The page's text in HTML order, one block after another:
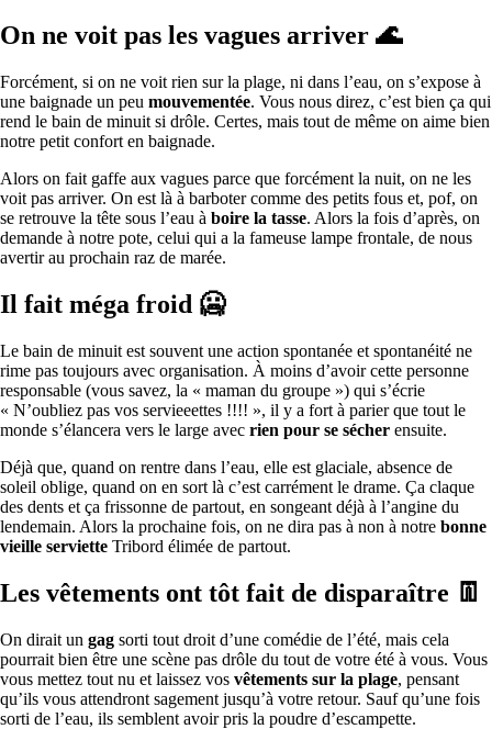
On ne voit pas les vagues arriver 🌊
Forcément, si on ne voit rien sur la plage, ni dans l’eau, on s’expose à
une baignade un peu mouvementée. Vous nous direz, c’est bien ça qui
rend le bain de minuit si drôle. Certes, mais tout de même on aime bien
notre petit confort en baignade.
Alors on fait gaffe aux vagues parce que forcément la nuit, on ne les
voit pas arriver. On est là à barboter comme des petits fous et, pof, on
se retrouve la tête sous l’eau à boire la tasse. Alors la fois d’après, on
demande à notre pote, celui qui a la fameuse lampe frontale, de nous
avertir au prochain raz de marée.
Il fait méga froid 🥶
Le bain de minuit est souvent une action spontanée et spontanéité ne
rime pas toujours avec organisation. À moins d’avoir cette personne
responsable (vous savez, la « maman du groupe ») qui s’écrie
« N’oubliez pas vos servieeettes !!!! », il y a fort à parier que tout le
monde s’élancera vers le large avec rien pour se sécher ensuite.
Déjà que, quand on rentre dans l’eau, elle est glaciale, absence de
soleil oblige, quand on en sort là c’est carrément le drame. Ça claque
des dents et ça frissonne de partout, en songeant déjà à l’angine du
lendemain. Alors la prochaine fois, on ne dira pas à non à notre bonne
vieille serviette Tribord élimée de partout.
Les vêtements ont tôt fait de disparaître 👖
On dirait un gag sorti tout droit d’une comédie de l’été, mais cela
pourrait bien être une scène pas drôle du tout de votre été à vous. Vous
vous mettez tout nu et laissez vos vêtements sur la plage, pensant
qu’ils vous attendront sagement jusqu’à votre retour. Sauf qu’une fois
sorti de l’eau, ils semblent avoir pris la poudre d’escampette.